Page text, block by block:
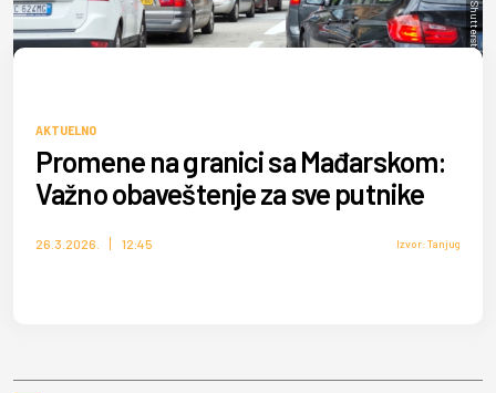
Shutterstock/pio3
AKTUELNO
Promene na granici sa Mađarskom:
Važno obaveštenje za sve putnike
26.3.2026. 12:45 Izvor: Tanjug